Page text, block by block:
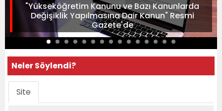
"Yükseköğretim Kanunu ve Bazı Kanunlarda
Değişiklik Yapılmasına Dair Kanun" Resmi
Gazete'de
Neler Söylendi?
Site